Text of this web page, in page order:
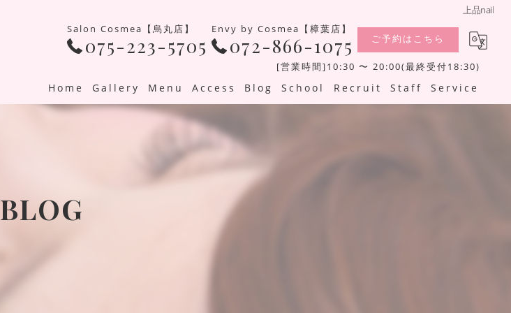
上品nail
Salon Cosmea【烏丸店】
075-223-5705
Envy by Cosmea【樟葉店】
072-866-1075 ご予約はこちら
[営業時間]10:30 〜 20:00(最終受付18:30)
Home Gallery Menu Access Blog School Recruit Staff Service
BLOG